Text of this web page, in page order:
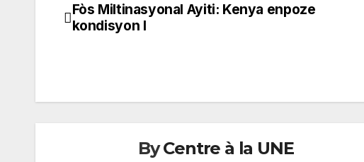
Navigation
Fòs Miltinasyonal Ayiti: Kenya enpoze
kondisyon l
ByCentre à la UNE